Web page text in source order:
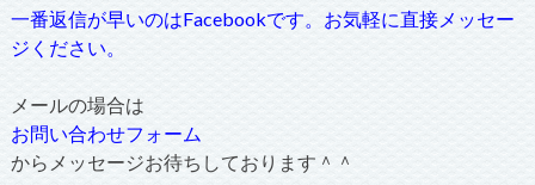
一番返信が早いのはFacebookです。お気軽に直接メッセー
ジください。
メールの場合は
お問い合わせフォーム
からメッセージお待ちしております＾＾